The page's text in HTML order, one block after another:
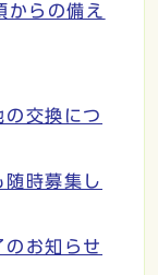
らの備え
交換につ
時募集し
お知らせ